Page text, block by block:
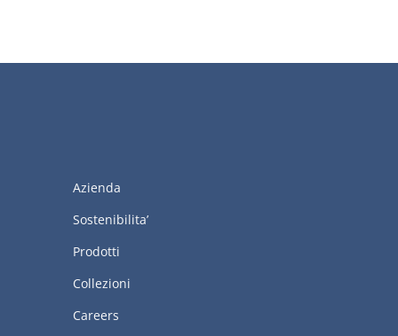
Azienda
Sostenibilita’
Prodotti
Collezioni
Careers